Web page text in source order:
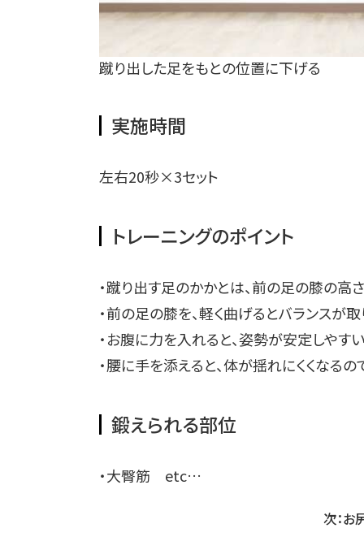
蹴り出した足をもとの位置に下げる
実施時間
左右20秒×3セット
トレーニングのポイント
・蹴り出す足のかかとは、前の足の膝の高
・前の足の膝を、軽く曲げるとバランスが
・お腹に力を入れると、姿勢が安定しやすい
・腰に手を添えると、体が揺れにくくなる
鍛えられる部位
・大臀筋 etc…
次：お